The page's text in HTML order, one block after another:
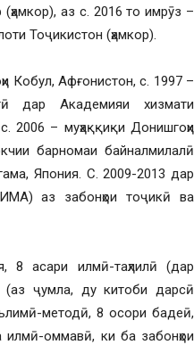
аз с. 2016 то имрӯз –
Тоҷикистон (ҳамкор).
Кобул, Афғонистон, с. 1997 –
дар Академияи хизмати
2006 – муҳаққиқи Донишгоҳи
барномаи байналмилалӣ
Япония. С. 2009-2013 дар
аз забонҳои тоҷикӣ ва
илмӣ-таҳлилӣ (дар
(аз ҷумла, ду китоби дарсӣ
методӣ, 8 осори бадеӣ,
оммавӣ, ки ба забонҳои